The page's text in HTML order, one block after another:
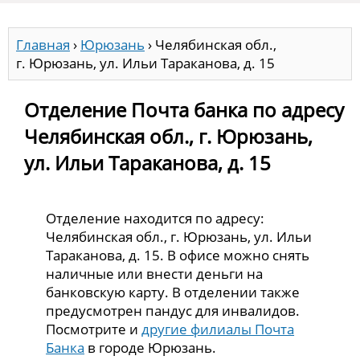
Главная › Юрюзань › Челябинская обл.,
г. Юрюзань, ул. Ильи Тараканова, д. 15
Отделение Почта банка по адресу
Челябинская обл., г. Юрюзань,
ул. Ильи Тараканова, д. 15
Отделение находится по адресу:
Челябинская обл., г. Юрюзань, ул. Ильи
Тараканова, д. 15. В офисе можно снять
наличные или внести деньги на
банковскую карту. В отделении также
предусмотрен пандус для инвалидов.
Посмотрите идругие филиалы Почта
Банка в городе Юрюзань.